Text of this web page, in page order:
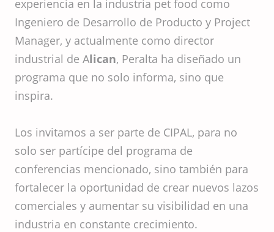
experiencia en la industria pet food como
Ingeniero de Desarrollo de Producto y Project
Manager, y actualmente como director
industrial de Alican, Peralta ha diseñado un
programa que no solo informa, sino que
inspira.
Los invitamos a ser parte de CIPAL, para no
solo ser partícipe del programa de
conferencias mencionado, sino también para
fortalecer la oportunidad de crear nuevos lazos
comerciales y aumentar su visibilidad en una
industria en constante crecimiento.